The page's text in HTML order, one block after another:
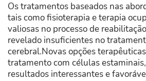
Os tratamentos baseados nas
tais como fisioterapia e terapia
valiosas no processo de
revelado insuficientes no
cerebral.Novas opções
tratamento com células
resultados interessantes e